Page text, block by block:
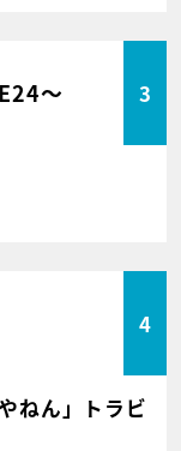
～ 3
4
ねん」トラビ